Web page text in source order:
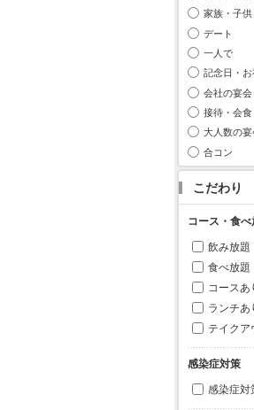
家族・子供
デート
一人で
記念日・
会社の宴会
接待・会食
大人数の宴
合コン
こだわり
コース・食べ
飲み放題
食べ放題
コースあ
ランチあ
テイクア
感染症対策
感染症対